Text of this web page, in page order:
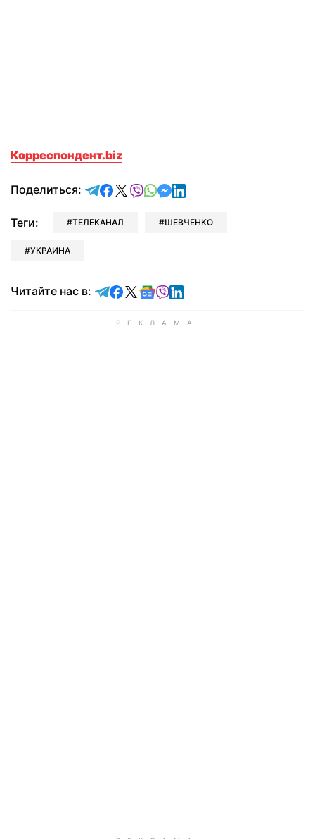
Корреспондент.biz
Поделиться: отправить в Telegram
поделиться в Facebook
поделиться в X
отправить в Viber
отправить в Whatsapp
отправить в Messenger
отправить в LinkedIn
Теги: ТЕЛЕКАНАЛ ШЕВЧЕНКО
УКРАИНА
Читайте нас в: Читайте в Telegram
Читайте в Facebook
Читайте в X
Читайте в Google news
Читайте в Viber
Читайте в LinkedIn